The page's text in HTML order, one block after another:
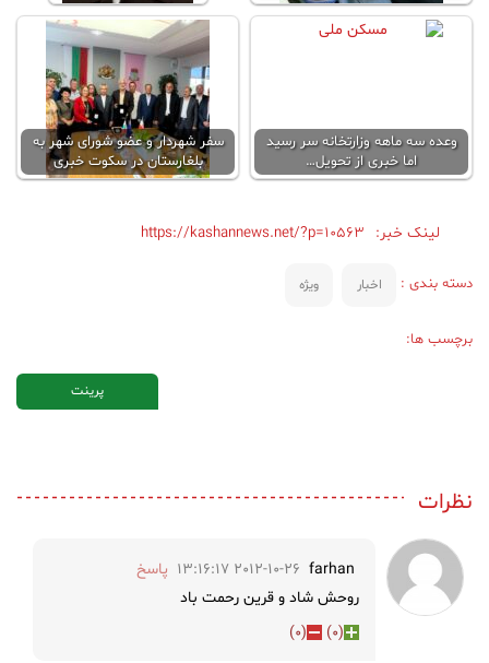
وعده سه ماهه وزارتخانه‌ سر رسید
اما خبری از تحویل…
سفر شهردار و عضو شورای شهر به
بلغارستان در سکوت خبری
لینک خبر: https://kashannews.net/?p=10563
دسته بندی : اخبار ویژه
برچسب ها:
پرینت
نظرات
farhan
2012-10-26 13:16:17
پاسخ
روحش شاد و قرین رحمت باد
(
0
)
(
0
)